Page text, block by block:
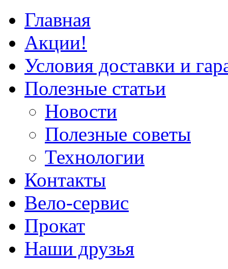
Главная
Акции!
Условия доставки и
Полезные статьи
Новости
Полезные советы
Технологии
Контакты
Вело-сервис
Прокат
Наши друзья